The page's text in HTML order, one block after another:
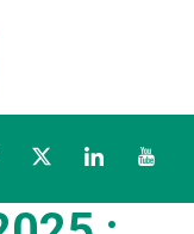
TwitterLinkedIn